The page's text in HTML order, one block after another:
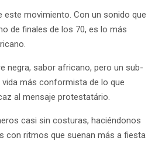
este movimiento. Con un sonido que
de finales de los 70, es lo más
negra, sabor africano, pero un sub-
más conformista de lo que
al mensaje protestatário.
casi sin costuras, haciéndonos
con ritmos que suenan más a fiesta